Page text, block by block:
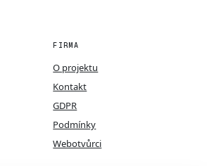
FIRMA
O projektu
Kontakt
GDPR
Podmínky
Webotvůrci